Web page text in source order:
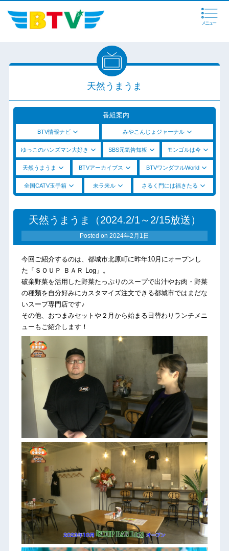
メニュー
天然うまうま
番組案内
BTV情報ナビ みやこんじょジャーナル
ゆっこのハンズマン大好き SBS元気告知板 モンゴルは今
天然うまうま BTVアーカイブス BTVワンダフルWorld
全国CATV玉手箱 未ラ来ル さるく門には福きたる
天然うまうま（2024.2/1～2/15放送）
Posted on 2024年2月1日
今回ご紹介するのは、都城市北原町に昨年10月にオープンし
た「ＳＯＵＰ ＢＡＲ Log」。
破棄野菜を活用した野菜たっぷりのスープで出汁やお肉・野菜
の種類を自分好みにカスタマイズ注文できる都城市ではまだな
いスープ専門店です♪
その他、おつまみセットや２月から始まる日替わりランチメニ
ューもご紹介します！